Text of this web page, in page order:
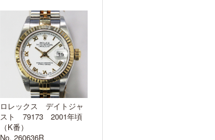
ロレックス デイトジャ
スト 79173 2001年頃
（K番）
No. 260636R